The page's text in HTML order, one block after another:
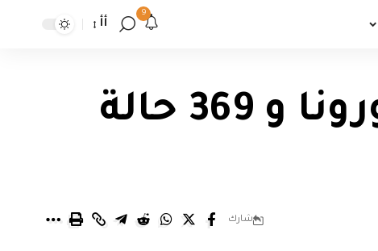
9
أأ
الصحة تعلن تسجيل وفاة واحدة بكورونا و 369 حالة
شارك